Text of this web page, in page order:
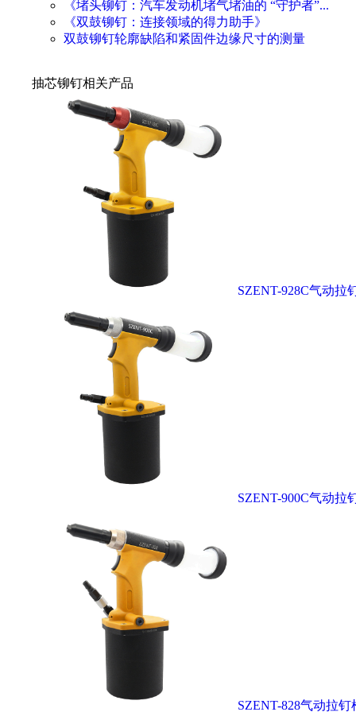
《堵头铆钉：汽车发动机堵气堵油的 “守护者”...
《双鼓铆钉：连接领域的得力助手》
双鼓铆钉轮廓缺陷和紧固件边缘尺寸的测量
抽芯铆钉相关产品
SZENT-928C气动拉
SZENT-900C气动拉
SZENT-828气动拉钉